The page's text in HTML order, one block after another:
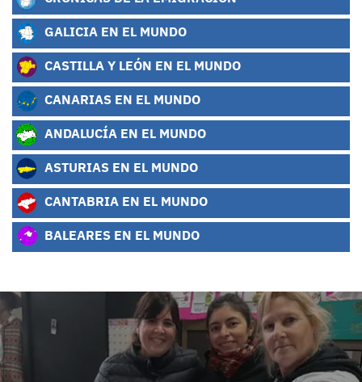
GALICIA EN EL MUNDO
CASTILLA Y LEÓN EN EL MUNDO
CANARIAS EN EL MUNDO
ANDALUCÍA EN EL MUNDO
ASTURIAS EN EL MUNDO
CANTABRIA EN EL MUNDO
BALEARES EN EL MUNDO